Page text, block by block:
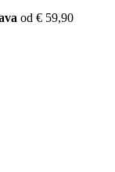
od € 59,90